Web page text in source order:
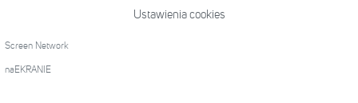
Ustawienia cookies
Screen Network
naEKRANIE